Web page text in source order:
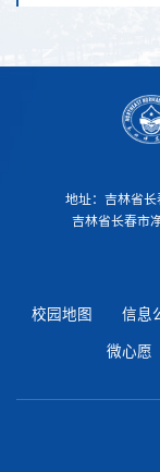
地址： 吉林省长
吉林省长春市
校园地图 信息
微心愿